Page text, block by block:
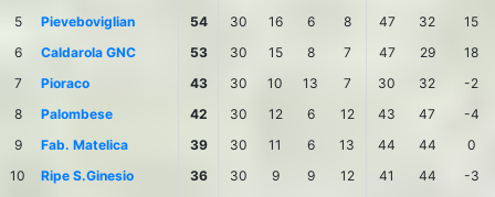
5
Pieveboviglian 54 30 16 6 8 47 32
15
6
Caldarola GNC 53 30 15 8 7 47 29
18
7
Pioraco 43 30 10 13 7 30 32
-2
8
Palombese 42 30 12 6 12 43 47
-4
9
Fab. Matelica 39 30 11 6 13 44 44
0
10
Ripe S.Ginesio 36 30 9 9 12 41 44
-3